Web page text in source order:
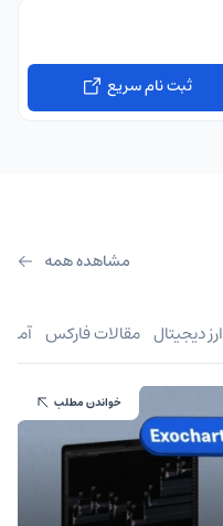
ثبت نام سریع
مشاهده همه
ارز دیجیتال مقالات فارکس
خواندن مطلب